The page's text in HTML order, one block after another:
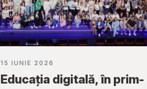
15 IUNIE 2026
Educația digitală, în prim-